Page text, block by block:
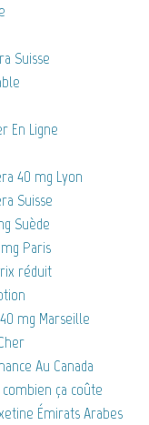
Suisse
En Ligne
40 mg Lyon
Suisse
Suède
Paris
réduit
mg Marseille
Au Canada
ça coûte
Émirats Arabes